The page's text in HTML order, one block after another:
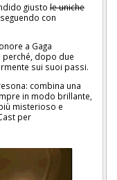
giusto le uniche
con
a Gaga
perché, dopo due
sui suoi passi.
combina una
in modo brillante,
misterioso e
per